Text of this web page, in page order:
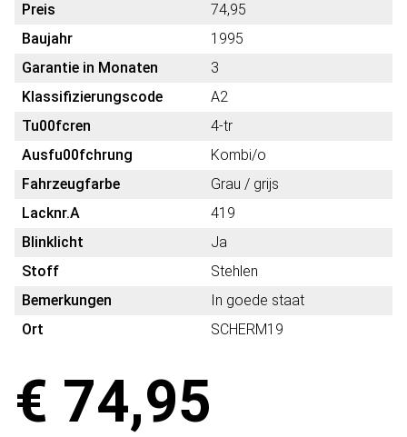
Preis
74,95
Baujahr
1995
Garantie in Monaten
3
Klassifizierungscode
A2
Tu00fcren
4-tr
Ausfu00fchrung
Kombi/o
Fahrzeugfarbe
Grau / grijs
Lacknr.A
419
Blinklicht
Ja
Stoff
Stehlen
Bemerkungen
In goede staat
Ort
SCHERM19
€ 74,95